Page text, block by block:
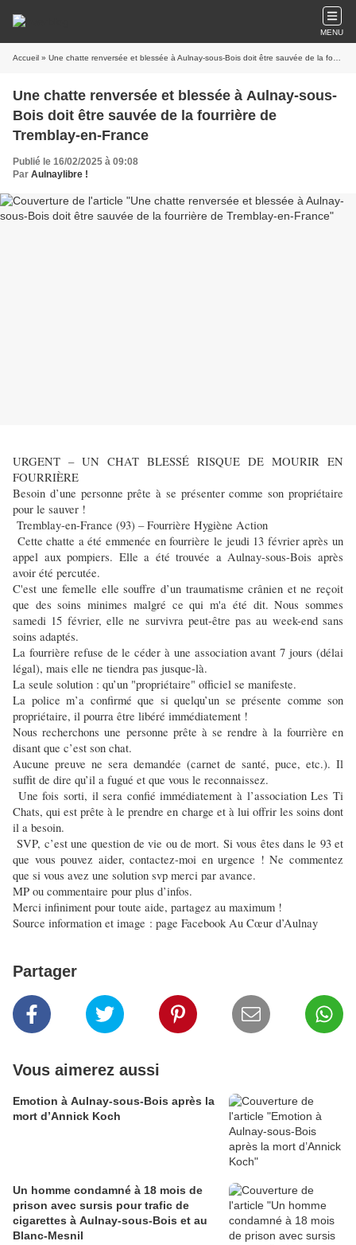
MENU
Accueil » Une chatte renversée et blessée à Aulnay-sous-Bois doit être sauvée de la fourrière de Tremblay-en-France
Une chatte renversée et blessée à Aulnay-sous-
Bois doit être sauvée de la fourrière de
Tremblay-en-France
Publié le 16/02/2025 à 09:08
Par Aulnaylibre !
URGENT – UN CHAT BLESSÉ RISQUE DE MOURIR EN
FOURRIÈRE
Besoin d’une personne prête à se présenter comme son propriétaire
pour le sauver !
Tremblay-en-France (93) – Fourrière Hygiène Action
Cette chatte a été emmenée en fourrière le jeudi 13 février après un
appel aux pompiers. Elle a été trouvée a Aulnay-sous-Bois après
avoir été percutée.
C'est une femelle elle souffre d’un traumatisme crânien et ne reçoit
que des soins minimes malgré ce qui m'a été dit. Nous sommes
samedi 15 février, elle ne survivra peut-être pas au week-end sans
soins adaptés.
La fourrière refuse de le céder à une association avant 7 jours (délai
légal), mais elle ne tiendra pas jusque-là.
La seule solution : qu’un "propriétaire" officiel se manifeste.
La police m’a confirmé que si quelqu’un se présente comme son
propriétaire, il pourra être libéré immédiatement !
Nous recherchons une personne prête à se rendre à la fourrière en
disant que c’est son chat.
Aucune preuve ne sera demandée (carnet de santé, puce, etc.). Il
suffit de dire qu’il a fugué et que vous le reconnaissez.
Une fois sorti, il sera confié immédiatement à l’association Les Ti
Chats, qui est prête à le prendre en charge et à lui offrir les soins dont
il a besoin.
SVP, c’est une question de vie ou de mort. Si vous êtes dans le 93 et
que vous pouvez aider, contactez-moi en urgence ! Ne commentez
que si vous avez une solution svp merci par avance.
MP ou commentaire pour plus d’infos.
Merci infiniment pour toute aide, partagez au maximum !
Source information et image : page Facebook Au Cœur d’Aulnay
Partager
Vous aimerez aussi
Emotion à Aulnay-sous-Bois après la
mort d’Annick Koch
Un homme condamné à 18 mois de
prison avec sursis pour trafic de
cigarettes à Aulnay-sous-Bois et au
Blanc-Mesnil